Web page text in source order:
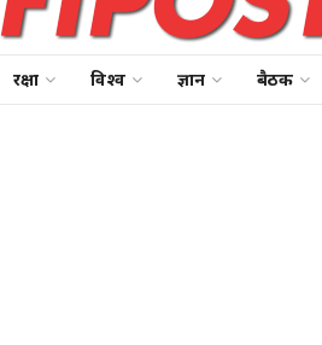
रक्षा विश्व ज्ञान बैठक